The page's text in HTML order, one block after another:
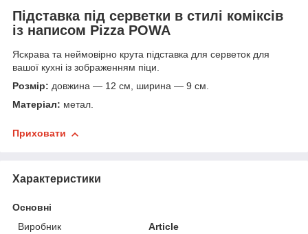
Підставка під серветки в стилі коміксів
із написом Pizza POWA
Яскрава та неймовірно крута підставка для серветок для
вашої кухні із зображенням піци.
Розмір: довжина — 12 см, ширина — 9 см.
Матеріал: метал.
Приховати
Характеристики
Основні
Виробник
Article